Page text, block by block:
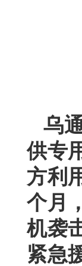
乌
供专
方利
个月
机袭
紧急